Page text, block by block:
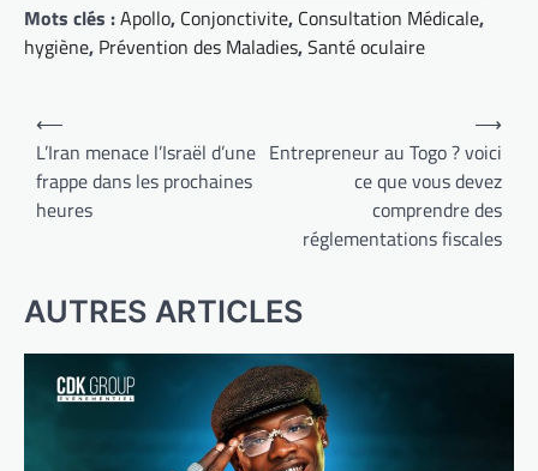
Mots clés :Apollo, Conjonctivite, Consultation Médicale,
hygiène, Prévention des Maladies,Santé oculaire
Navigation
de
l’article
⟵
L’Iran menace l’Israël d’une
frappe dans les prochaines
heures
Entrepreneur au Togo ? voici
ce que vous devez
comprendre des
réglementations fiscales
⟶
AUTRES ARTICLES